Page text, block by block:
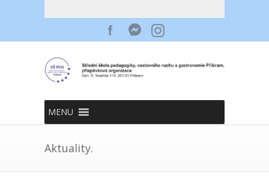
MENU
Aktuality.